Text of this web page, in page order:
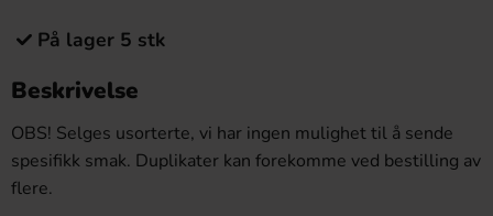
På lager 5 stk
Beskrivelse
OBS! Selges usorterte, vi har ingen mulighet til å sende
spesifikk smak. Duplikater kan forekomme ved bestilling av
flere.